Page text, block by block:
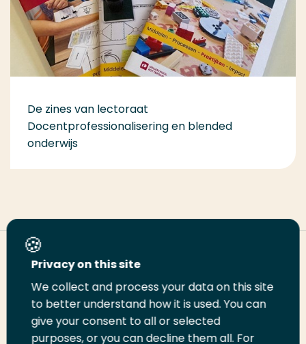
De zines van lectoraat
Docentprofessionalisering en blended
onderwijs
Deel deze pagina
DeelDeel
op
Deel
op
Email
deze
Print
deze
Privacy on this site
We collect and process your data on this site
to better understand how it is used. You can
give your consent to all or selected
purposes, or you can decline them all. For